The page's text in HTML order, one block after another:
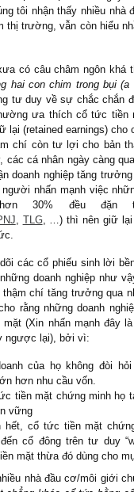
giá thị trường
hưởng quyền
mặt là một chủ đề
tôi nhận thấy
thị trường, vẫn còn
xưa có câu châm ngôn
hai con chim trong
tư duy về sự chắc
thường ưa thích cổ
lại (retained
các cá nhân ngày
doanh nghiệp tăng
người nhấn mạnh
30% đều
,PNJ, TLG, …) thì nên
dõi các cổ phiếu sinh
những doanh nghiệp
thậm chí tăng trưởng
cho rằng những
mặt (Xin nhấn mạnh